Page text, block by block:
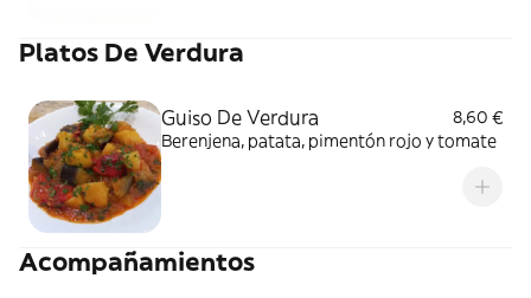
Platos De Verdura
Guiso De Verdura
8,60 €
Berenjena, patata, pimentón rojo y tomate
Acompañamientos